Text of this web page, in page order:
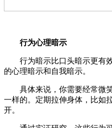
行为心理暗示
行为暗示比口头暗示更有效
的心理暗示和自我暗示。
具体来说，你需要经常微笑
一样的。定期拉伸身体，比如
开。